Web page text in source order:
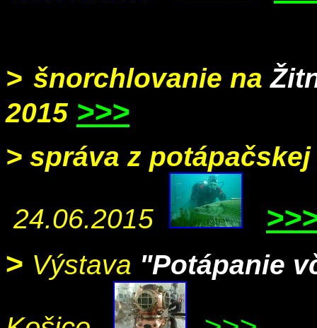
> šnorchlovanie na
2015 >>>
> správa z
24.06.2015
> Výstava "Potápanie